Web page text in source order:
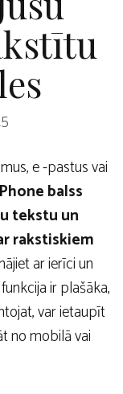
e -pastus vai
balss
tekstu un
rakstiskiem
ar ierīci un
ir plašāka,
var ietaupīt
no mobilā vai